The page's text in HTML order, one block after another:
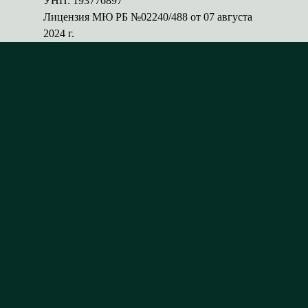
Лицензия МЮ РБ №02240/488 от 07 августа
2024 г.